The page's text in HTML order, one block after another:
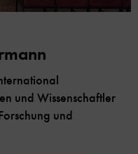
und Wissenschaftler
und